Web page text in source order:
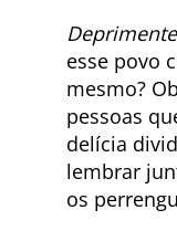
Deprimente
esse povo
mesmo?
pessoas
delícia
lembrar
os